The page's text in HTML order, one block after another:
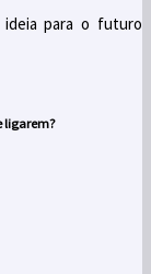
para o futuro
ligarem?